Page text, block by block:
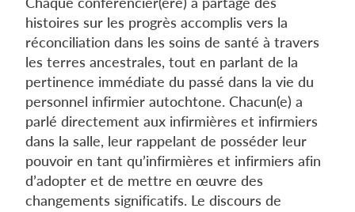
histoires sur les progrès accomplis vers la
réconciliation dans les soins de santé à travers
les terres ancestrales, tout en parlant de la
pertinence immédiate du passé dans la vie du
personnel infirmier autochtone. Chacun(e) a
parlé directement aux infirmières et infirmiers
dans la salle, leur rappelant de posséder leur
pouvoir en tant qu’infirmières et infirmiers afin
d’adopter et de mettre en œuvre des
changements significatifs. Le discours de